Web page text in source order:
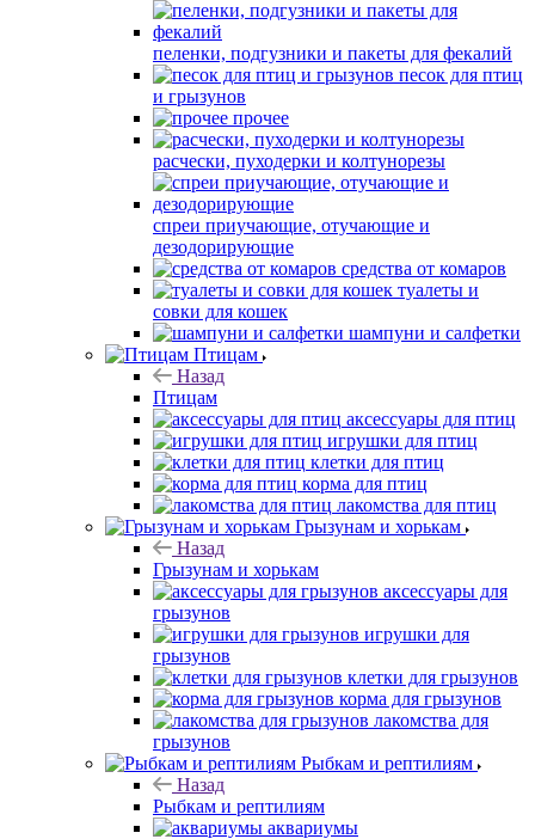
пеленки, подгузники и пакеты для фекалий
песок для птиц
и грызунов
прочее
расчески, пуходерки и колтунорезы
спреи приучающие, отучающие и
дезодорирующие
средства от комаров
туалеты и
совки для кошек
шампуни и салфетки
Птицам
Назад
Птицам
аксессуары для птиц
игрушки для птиц
клетки для птиц
корма для птиц
лакомства для птиц
Грызунам и хорькам
Назад
Грызунам и хорькам
аксессуары для
грызунов
игрушки для
грызунов
клетки для грызунов
корма для грызунов
лакомства для
грызунов
Рыбкам и рептилиям
Назад
Рыбкам и рептилиям
аквариумы